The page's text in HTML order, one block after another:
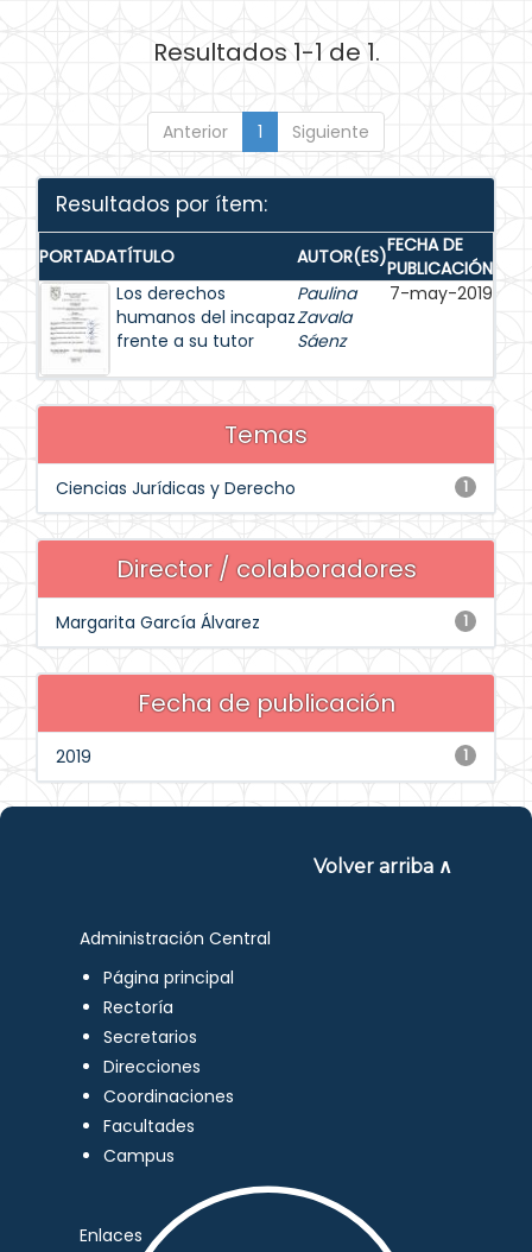
Resultados 1-1 de 1.
Anterior 1 Siguiente
Resultados por ítem:
PORTADATÍTULO AUTOR(ES)FECHA DE
PUBLICACIÓN
Los derechos
humanos del incapaz
frente a su tutor
Paulina
Zavala
Sáenz
7-may-2019
Temas
1
Ciencias Jurídicas y Derecho
Director / colaboradores
1
Margarita García Álvarez
Fecha de publicación
1
2019
Volver arriba ∧
Administración Central
Página principal
Rectoría
Secretarios
Direcciones
Coordinaciones
Facultades
Campus
Enlaces